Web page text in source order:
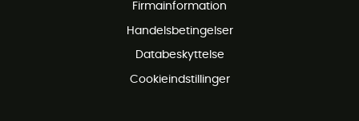
Firmainformation
Handelsbetingelser
Databeskyttelse
Cookieindstillinger